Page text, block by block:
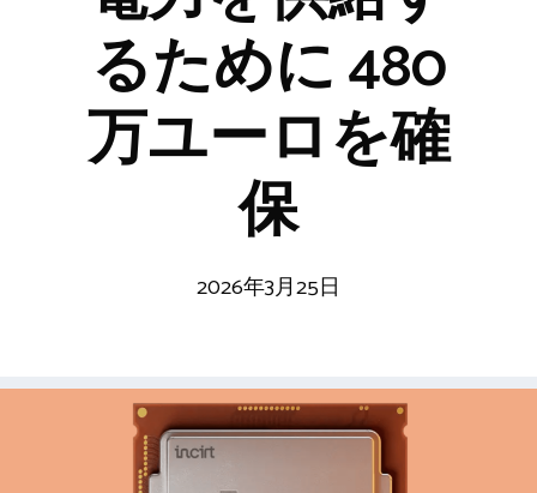
るために 480
万ユーロを確
保
2026年3月25日